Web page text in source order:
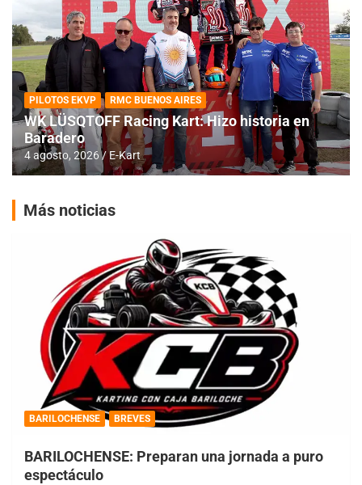
PILOTOS EKVP RMC BUENOS AIRES
WK LÜSQTOFF Racing Kart: Hizo historia en
Baradero
4 agosto, 2026 E-Kart
Más noticias
BARILOCHENSE BREVES
BARILOCHENSE: Preparan una jornada a puro
espectáculo